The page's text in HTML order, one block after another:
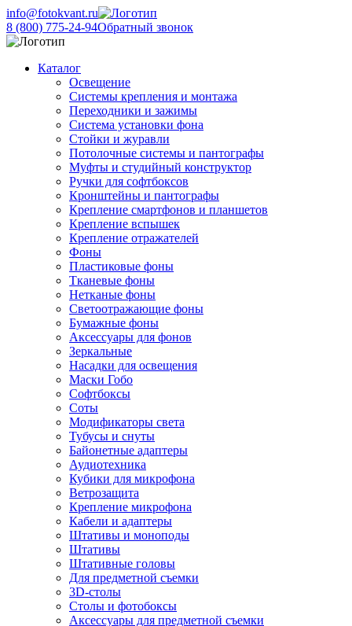
info@fotokvant.ru
8 (800) 775-24-94Обратный звонок
Каталог
Освещение
Системы крепления и монтажа
Переходники и зажимы
Система установки фона
Стойки и журавли
Потолочные системы и пантографы
Муфты и студийный конструктор
Ручки для софтбоксов
Кронштейны и пантографы
Крепление смартфонов и планшетов
Крепление вспышек
Крепление отражателей
Фоны
Пластиковые фоны
Тканевые фоны
Нетканые фоны
Светоотражающие фоны
Бумажные фоны
Аксессуары для фонов
Зеркальные
Насадки для освещения
Маски Гобо
Софтбоксы
Соты
Модификаторы света
Тубусы и снуты
Байонетные адаптеры
Аудиотехника
Кубики для микрофона
Ветрозащита
Крепление микрофона
Кабели и адаптеры
Штативы и моноподы
Штативы
Штативные головы
Для предметной съемки
3D-столы
Столы и фотобоксы
Аксессуары для предметной съемки